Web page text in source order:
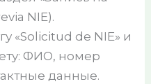
NIE).
«Solicitud de NIE» и
ФИО, номер
данные.